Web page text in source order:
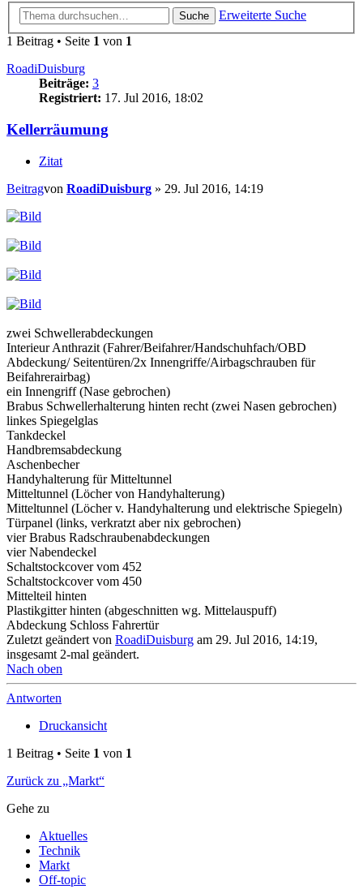
Suche
Erweiterte Suche
1 Beitrag • Seite 1 von 1
RoadiDuisburg
Beiträge: 3
Registriert: 17. Jul 2016, 18:02
Kellerräumung
Zitat
Beitragvon RoadiDuisburg » 29. Jul 2016, 14:19
zwei Schwellerabdeckungen
Interieur Anthrazit (Fahrer/Beifahrer/Handschuhfach/OBD
Abdeckung/ Seitentüren/2x Innengriffe/Airbagschrauben für
Beifahrerairbag)
ein Innengriff (Nase gebrochen)
Brabus Schwellerhalterung hinten recht (zwei Nasen gebrochen)
linkes Spiegelglas
Tankdeckel
Handbremsabdeckung
Aschenbecher
Handyhalterung für Mitteltunnel
Mitteltunnel (Löcher von Handyhalterung)
Mitteltunnel (Löcher v. Handyhalterung und elektrische Spiegeln)
Türpanel (links, verkratzt aber nix gebrochen)
vier Brabus Radschraubenabdeckungen
vier Nabendeckel
Schaltstockcover vom 452
Schaltstockcover vom 450
Mittelteil hinten
Plastikgitter hinten (abgeschnitten wg. Mittelauspuff)
Abdeckung Schloss Fahrertür
Zuletzt geändert von RoadiDuisburg am 29. Jul 2016, 14:19,
insgesamt 2-mal geändert.
Nach oben
Antworten
Druckansicht
1 Beitrag • Seite 1 von 1
Zurück zu „Markt“
Gehe zu
Aktuelles
Technik
Markt
Off-topic